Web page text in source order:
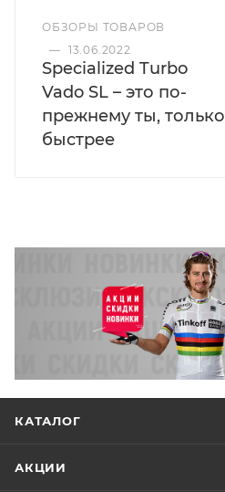
ОБЗОРЫ ТОВАРОВ
— 13.06.2022
Specialized Turbo
Vado SL – это по-
прежнему ты, только
быстрее
КАТАЛОГ
АКЦИИ